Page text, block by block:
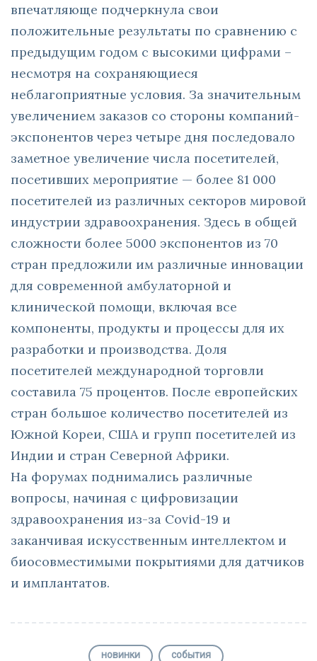
впечатляюще подчеркнула свои
положительные результаты по сравнению с
предыдущим годом с высокими цифрами –
несмотря на сохраняющиеся
неблагоприятные условия. За значительным
увеличением заказов со стороны компаний-
экспонентов через четыре дня последовало
заметное увеличение числа посетителей,
посетивших мероприятие — более 81 000
посетителей из различных секторов мировой
индустрии здравоохранения. Здесь в общей
сложности более 5000 экспонентов из 70
стран предложили им различные инновации
для современной амбулаторной и
клинической помощи, включая все
компоненты, продукты и процессы для их
разработки и производства. Доля
посетителей международной торговли
составила 75 процентов. После европейских
стран большое количество посетителей из
Южной Кореи, США и групп посетителей из
Индии и стран Северной Африки.
На форумах поднимались различные
вопросы, начиная с цифровизации
здравоохранения из-за Covid-19 и
заканчивая искусственным интеллектом и
биосовместимыми покрытиями для датчиков
и имплантатов.
новинки события